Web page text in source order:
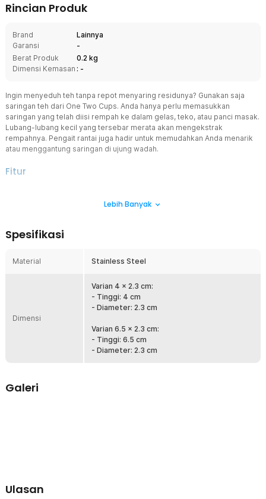
Rincian Produk
Brand
Lainnya
Garansi
-
Berat Produk
0.2 kg
Dimensi Kemasan : -
Ingin menyeduh teh tanpa repot menyaring residunya? Gunakan saja
saringan teh dari One Two Cups. Anda hanya perlu memasukkan
saringan yang telah diisi rempah ke dalam gelas, teko, atau panci masak.
Lubang-lubang kecil yang tersebar merata akan mengekstrak
rempahnya. Pengait rantai juga hadir untuk memudahkan Anda menarik
atau menggantung saringan di ujung wadah.
Fitur
Jika diperhatikan, terdapat lubang-lubang kecil pada bodi saringan
proses ekstraksi akan berjalan dengan baik karena susunan lubang
Dengan Pengait Rantai
digunakan di dalam gelas, teko, atau panci. Anda cukup kaitkan
rantainya di tepi wadah agar saringan tidak tenggelam atau
berpindah tempat. Selain menjaga kemudahan penggunaan, rantai
ini juga memudahkan saat ingin mengangkat tabung saringan
Material Kuat dan Aman
berbahaya saat terkena suhu tinggi. Selain itu, saringannya juga
Lebih Banyak
Spesifikasi
Material Stainless Steel
Dimensi
Varian 4 x 2.3 cm:
- Tinggi: 4 cm
- Diameter: 2.3 cm
Varian 6.5 x 2.3 cm:
- Tinggi: 6.5 cm
- Diameter: 2.3 cm
Galeri
Ulasan